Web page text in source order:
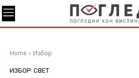
Home Избор
ИЗБОР СВЕТ